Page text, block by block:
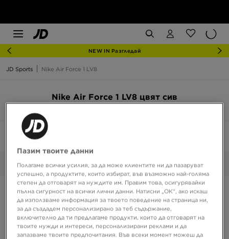
NEW IN Разгледай
JD Sports Nike Air Force 1 LV8
Nike Air Force 1 LV8 цвят сив
Сортирай:
Избрани: Сив Изчисти
Пазим твоите данни
Полагаме всички усилия, за да може клиентите ни да пазаруват
успешно, а продуктите, които избират, във възможно най-голяма
степен да отговарят на нуждите им. Правим това, осигурявайки
пълна сигурност на всички лични данни. Натисни „ОК“, ако искаш
да използваме информация за твоето поведение на страница ни,
за да създадем персонализирано за теб съдържание,
включително да ти предлагаме продукти, които да отговарят на
твоите нужди и интереси, персонализирани реклами и да
запазваме твоите предпочитания. Във всеки момент можеш да